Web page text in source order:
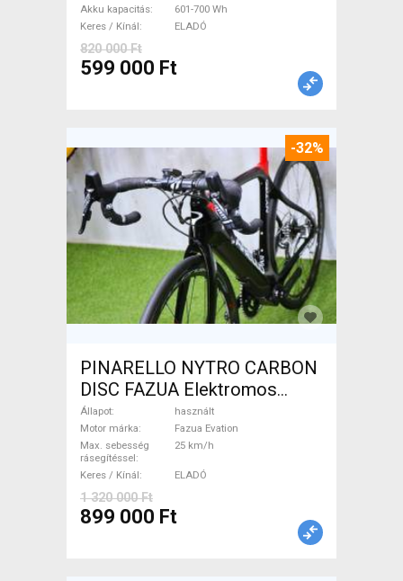
Akku kapacitás
601-700 Wh
Keres / Kínál
ELADÓ
820 000 Ft
599 000 Ft
-32%
PINARELLO NYTRO CARBON
DISC FAZUA Elektromos
Országúti / Gravel Fazua
Evation használt ELADÓ
Állapot
használt
Motor márka
Fazua Evation
Max. sebesség
rásegítéssel
25 km/h
Keres / Kínál ELADÓ
1 320 000 Ft
899 000 Ft